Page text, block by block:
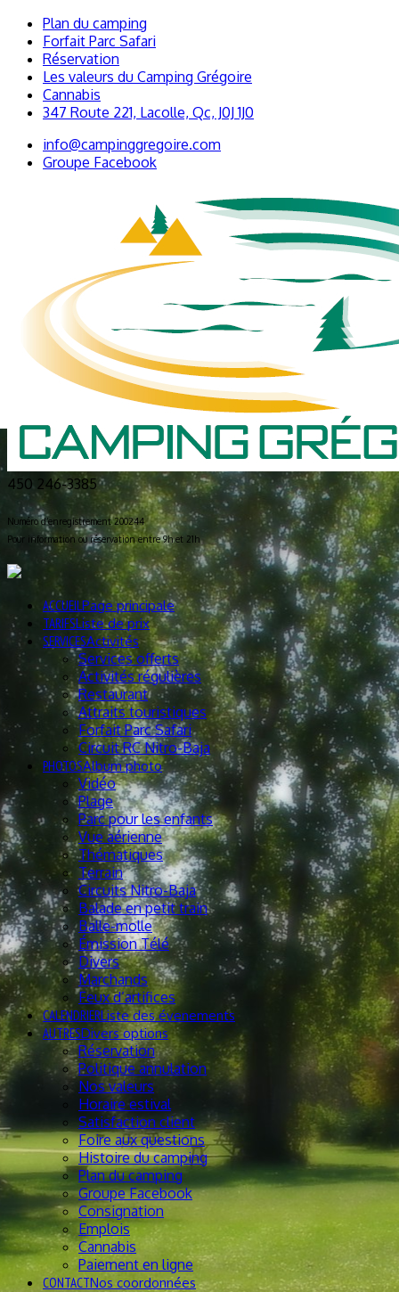
Plan du camping
Forfait Parc Safari
Réservation
Les valeurs du Camping Grégoire
Cannabis
347 Route 221, Lacolle, Qc, J0J 1J0
info@campinggregoire.com
Groupe Facebook
450 246-3385
Numéro d’enregistrement 200244
Pour information ou réservation entre 9h et 21h
ACCUEILPage principale
TARIFSListe de prix
SERVICESActivités
Services offerts
Activités régulières
Restaurant
Attraits touristiques
Forfait Parc Safari
Circuit RC Nitro-Baja
PHOTOSAlbum photo
Vidéo
Plage
Parc pour les enfants
Vue aérienne
Thématiques
Terrain
Circuits Nitro-Baja
Balade en petit train
Balle-molle
Émission Télé
Divers
Marchands
Feux d’artifices
CALENDRIERListe des évenements
AUTRESDivers options
Réservation
Politique annulation
Nos valeurs
Horaire estival
Satisfaction client
Foire aux questions
Histoire du camping
Plan du camping
Groupe Facebook
Consignation
Emplois
Cannabis
Paiement en ligne
CONTACTNos coordonnées